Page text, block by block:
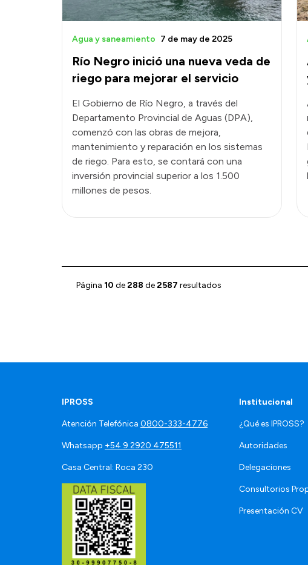
Río Negro inició una nueva veda de
riego para mejorar el servicio
Agua y saneamiento 7 de may de 2025
El Gobierno de Río Negro, a través del
Departamento Provincial de Aguas (DPA),
comenzó con las obras de mejora,
mantenimiento y reparación en los sistemas
de riego. Para esto, se contará con una
inversión provincial superior a los 1.500
millones de pesos.
Página 10 de288 de2587 resultados
IPROSS
Atención Telefónica 0800-333-4776
Whatsapp +54 9 2920 475511
Casa Central: Roca 230
Institucional
¿Qué es IPROSS?
Autoridades
Delegaciones
Consultorios
Presentación CV